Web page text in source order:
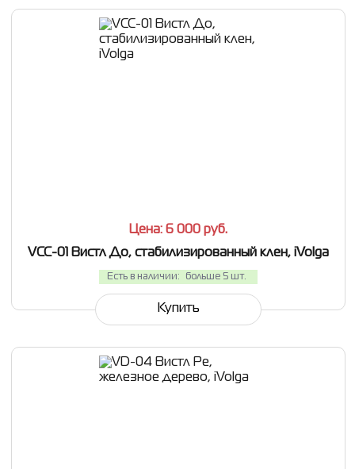
Цена: 6 000 руб.
VCC-01 Вистл До, стабилизированный клен, iVolga
Есть в наличии: больше 5 шт.
Купить